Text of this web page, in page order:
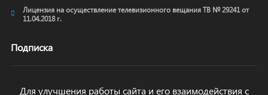
Лицензия на осуществление телевизионного вещания ТВ № 29241 от
11.04.2018 г.
Подписка
Для улучшения работы сайта и его взаимодействия с